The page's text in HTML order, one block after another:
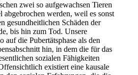
zwei so aufgewachsen Tieren
abgebrochen werden, weil es sonst
gesundheitlichen Schäden der
bis hin zum Tod. Unsere
auf die Pubertätsphase als den
hin, in dem die für das
sozialen Fähigkeiten
existiert eine kausale